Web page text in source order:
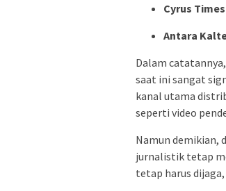
Cyrus
Antara
Dalam
saat ini sangat
kanal utama
seperti video
Namun demikian,
jurnalistik tetap
tetap harus